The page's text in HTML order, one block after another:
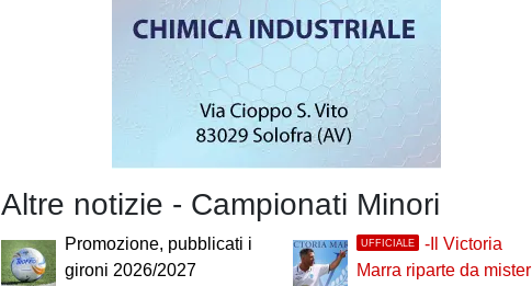
Altre notizie - Campionati Minori
Promozione, pubblicati i
gironi 2026/2027
UFFICIALE
-Il Victoria
Marra riparte da mister